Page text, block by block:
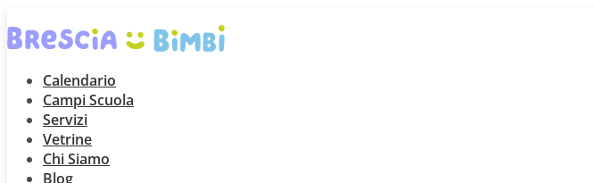
Calendario
Campi Scuola
Servizi
Vetrine
Chi Siamo
Blog